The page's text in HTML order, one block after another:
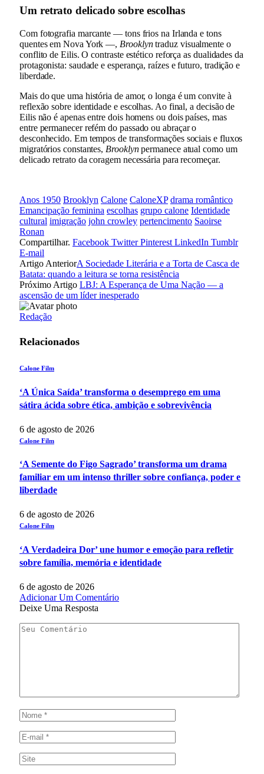
Um retrato delicado sobre escolhas
Com fotografia marcante — tons frios na Irlanda e tons
quentes em Nova York —, Brooklyntraduz visualmente o
conflito de Eilis. O contraste estético reforça as dualidades da
protagonista: saudade e esperança, raízes e futuro, tradição e
liberdade.
Mais do que uma história de amor, o longa é um convite à
reflexão sobre identidade e escolhas. Ao final, a decisão de
Eilis não é apenas entre dois homens ou dois países, mas
entre permanecer refém do passado ou abraçar o
desconhecido. Em tempos de transformações sociais e fluxos
migratórios constantes, Brooklynpermanece atual como um
delicado retrato da coragem necessária para recomeçar.
Anos 1950 Brooklyn Calone CaloneXP drama romântico
Emancipação feminina escolhas grupo calone Identidade
cultural imigração john crowley pertencimento Saoirse
Ronan
Compartilhar. Facebook Twitter Pinterest LinkedIn Tumblr
E-mail
Artigo AnteriorA Sociedade Literária e a Torta de Casca de
Batata: quando a leitura se torna resistência
Próximo Artigo LBJ: A Esperança de Uma Nação — a
ascensão de um líder inesperado
Redação
Relacionados
Calone Film
‘A Única Saída’ transforma o desemprego em uma
sátira ácida sobre ética, ambição e sobrevivência
6 de agosto de 2026
Calone Film
‘A Semente do Figo Sagrado’ transforma um drama
familiar em um intenso thriller sobre confiança, poder e
liberdade
6 de agosto de 2026
Calone Film
‘A Verdadeira Dor’ une humor e emoção para refletir
sobre família, memória e identidade
6 de agosto de 2026
Adicionar Um Comentário
Deixe Uma Resposta